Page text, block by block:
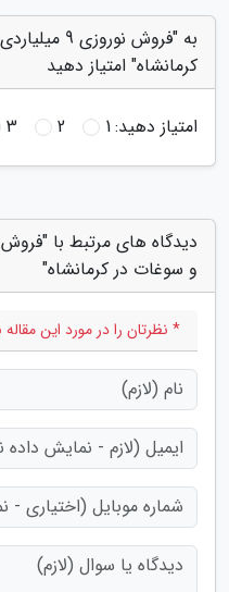
به "فروش
کرمانشاه" امتیاز دهید
امتیاز دهید:1
2
3
و سوغات در کرمانشاه"
* نظرتان را در مورد این مقاله